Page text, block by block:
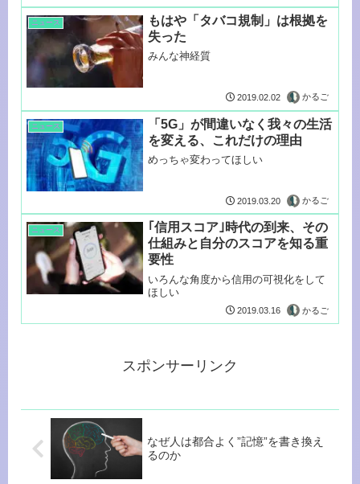
ニュース
もはや「タバコ規制」は根拠を
失った
みんな神経質
2019.02.02 かるご
ニュース
「5G」が間違いなく我々の生活
を変える、これだけの理由
めっちゃ変わってほしい
2019.03.20 かるご
ニュース
｢信用スコア｣時代の到来、その
仕組みと自分のスコアを知る重
要性
いろんな角度から信用の可視化をして
ほしい
2019.03.16 かるご
スポンサーリンク
なぜ人は都合よく”記憶”を書き換え
るのか